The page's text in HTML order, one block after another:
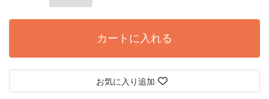
カートに入れる
お気に入り追加